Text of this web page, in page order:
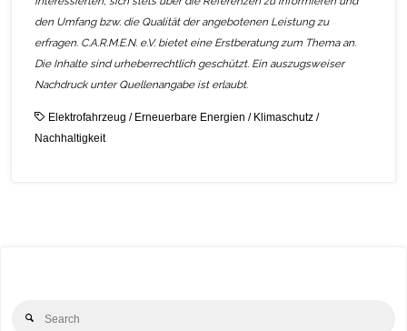
den Umfang bzw. die Qualität der angebotenen Leistung zu
erfragen. C.A.R.M.E.N. e.V. bietet eine Erstberatung zum Thema an.
Die Inhalte sind urheberrechtlich geschützt. Ein auszugsweiser
Nachdruck unter Quellenangabe ist erlaubt.
Elektrofahrzeug / Erneuerbare Energien / Klimaschutz/
Nachhaltigkeit
Search